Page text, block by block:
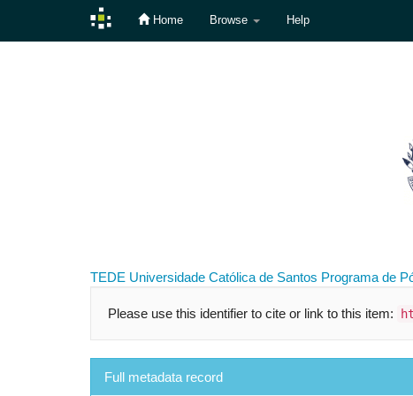
Home Browse Help
TEDE Universidade Católica de Santos Programa de
Please use this identifier to cite or link to this item:
Full metadata record